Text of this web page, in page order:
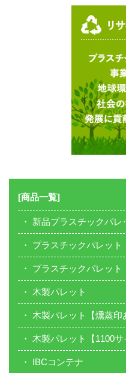
[商品一覧]
新品プラスチックパレ
プラスチックパレット
プラスチックパレット
木製パレット
木製パレット【燻蒸印
木製パレット【1100サ
IBCコンテナ